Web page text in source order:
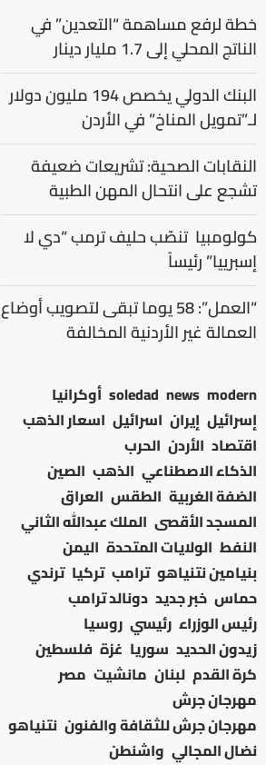
خطة لرفع مساهمة “التعدين” في
الناتج المحلي إلى 1.7 مليار دينار
البنك الدولي يخصص 194 مليون دولار
لـ”تمويل المناخ” في الأردن
النقابات الصحية: تشريعات ضعيفة
تشجع على انتحال المهن الطبية
كولومبيا تنصّب حليف ترمب “دي لا
إسبرييا” رئيساً
“العمل”: 58 يوما تبقى لتصويب أوضاع
العمالة غير الأردنية المخالفة
modern
news
soledad أوكرانيا
إسرائيل إيران اسرائيل اسعار الذهب
اقتصاد الأردن الحرب
الذكاء الاصطناعي الذهب الصين
الضفة الغربية الطقس العراق
المسجد الأقصى الملك عبدالله الثاني
النفط الولايات المتحدة اليمن
بنيامين نتنياهو ترامب تركيا ترندي
حماس خبر جديد دونالد ترامب
رئيس الوزراء رئيسي روسيا
زيدون الحديد سوريا غزة فلسطين
كرة القدم لبنان مانشيت مصر
مهرجان جرش
مهرجان جرش للثقافة والفنون نتنياهو
نضال المجالي واشنطن